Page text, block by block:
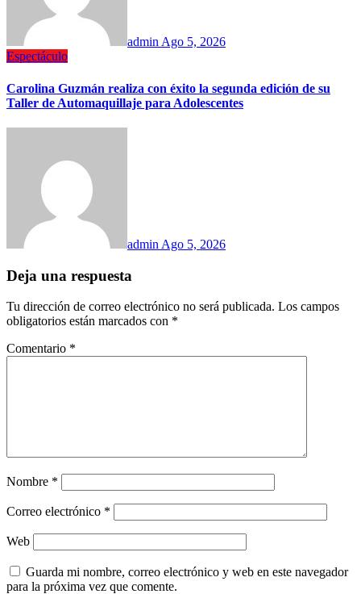
adminAgo 5, 2026
Espectáculo
Carolina Guzmán realiza con éxito la segunda edición de su
Taller de Automaquillaje para Adolescentes
admin Ago 5, 2026
Deja una respuesta
Tu dirección de correo electrónico no será publicada. Los campos
obligatorios están marcados con *
Comentario *
Nombre *
Correo electrónico *
Web
Guarda mi nombre, correo electrónico y web en este navegador
para la próxima vez que comente.